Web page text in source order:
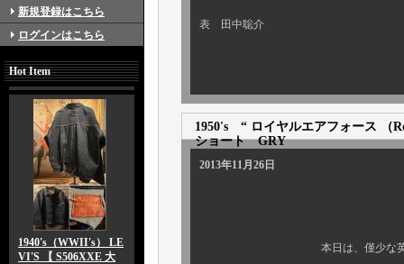
新規登録はこちら
ログインはこちら
Hot Item
1940's（WWII's） LE
VI'S 【 S506XXE 大
表 田中聡介
1950's “ ロイヤルエアフォース （
ショート GRY
2013年11月26日
本日は、僅少な英国ビンテ